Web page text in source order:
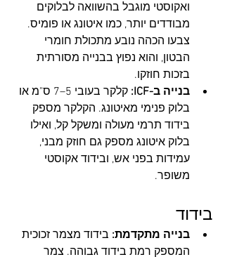
ואקוסטי מוגבל בהשוואה לבלוקים
מבודדים יותר, כמו איטונג או פומיס.
צבעו הכהה נובע מתכולת חומרי
הבטון, והוא נפוץ בבנייה מסורתית
בזכות חוזקו.
בנייה ב-ICF:
קלקר בעובי 5–7 ס"מ או
בלוק פנימי מאיטונג. הקלקר מספק
בידוד תרמי מעולה ומשקל קל, ואילו
בלוק איטונג מספק גם חוזק מבני,
עמידות בפני אש, ובידוד אקוסטי
משופר.
בידוד
בנייה מתקדמת: בידוד מצמר זכוכית
המספק רמת בידוד גבוהה. צמר